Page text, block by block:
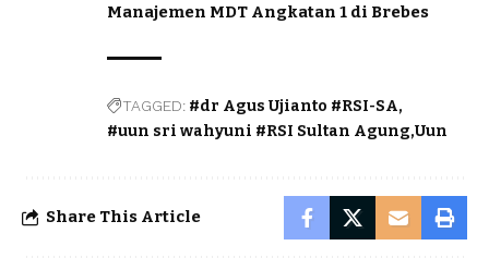
Manajemen MDT Angkatan 1 di Brebes
TAGGED: #dr Agus Ujianto #RSI-SA
#uun sri wahyuni #RSI Sultan Agung Uun
Share This Article